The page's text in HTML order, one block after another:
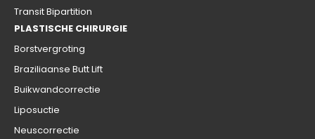
Transit Bipartition
PLASTISCHE CHIRURGIE
Borstvergroting
Braziliaanse Butt Lift
Buikwandcorrectie
Liposuctie
Neuscorrectie